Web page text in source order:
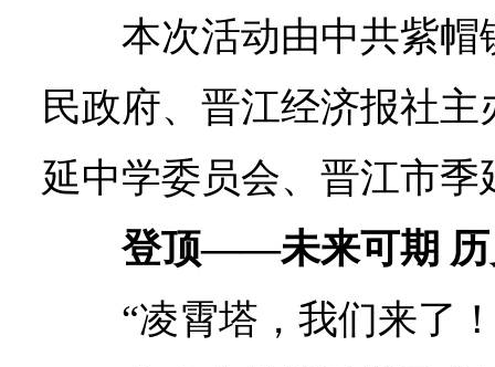
本次活动由中共紫
民政府、晋江经济报社
延中学委员会、晋江市
登顶——未来可期 历
“凌霄塔，我们来了